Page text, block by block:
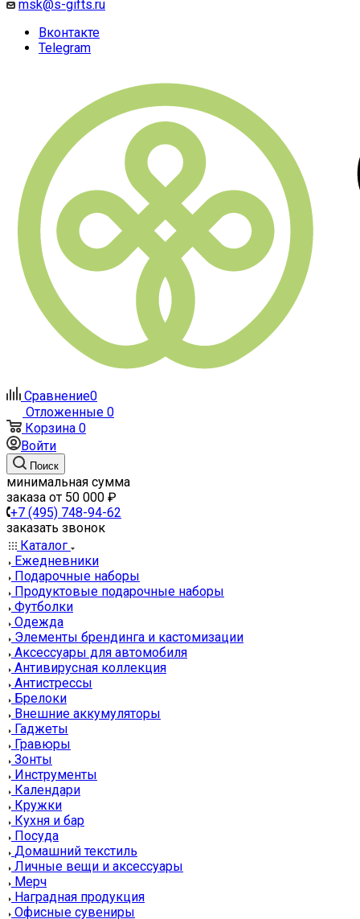
msk@s-gifts.ru
Вконтакте
Telegram
Сравнение0
Отложенные 0
Корзина 0
Войти
Поиск
минимальная сумма
заказа от 50 000 ₽
+7 (495) 748-94-62
заказать звонок
Каталог
Ежедневники
Подарочные наборы
Продуктовые подарочные наборы
Футболки
Одежда
Элементы брендинга и кастомизации
Аксессуары для автомобиля
Антивирусная коллекция
Антистрессы
Брелоки
Внешние аккумуляторы
Гаджеты
Гравюры
Зонты
Инструменты
Календари
Кружки
Кухня и бар
Посуда
Домашний текстиль
Личные вещи и аксессуары
Мерч
Наградная продукция
Офисные сувениры